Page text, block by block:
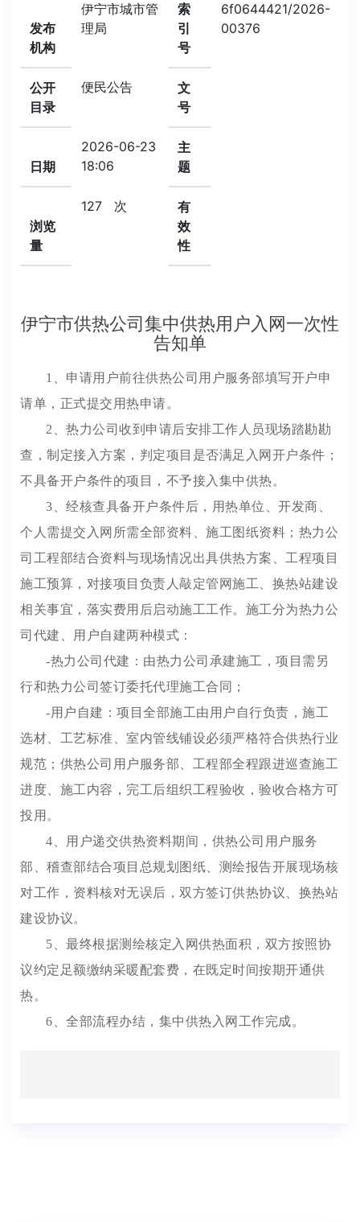
发布
机构
伊宁市城市管
理局
索
引
号
6f0644421/2026-
00376
公开
目录
便民公告
文
号
日期
2026-06-23
18:06
主
题
浏览
量
127 次
有
效
性
伊宁市供热公司集中供热用户入网一次性
告知单
1、申请用户前往供热公司用户服务部填写开户申
请单，正式提交用热申请。
2、热力公司收到申请后安排工作人员现场踏勘勘
查，制定接入方案，判定项目是否满足入网开户条件；
不具备开户条件的项目，不予接入集中供热。
3、经核查具备开户条件后，用热单位、开发商、
个人需提交入网所需全部资料、施工图纸资料；热力公
司工程部结合资料与现场情况出具供热方案、工程项目
施工预算，对接项目负责人敲定管网施工、换热站建设
相关事宜，落实费用后启动施工工作。施工分为热力公
司代建、用户自建两种模式：
-热力公司代建：由热力公司承建施工，项目需另
行和热力公司签订委托代理施工合同；
-用户自建：项目全部施工由用户自行负责，施工
选材、工艺标准、室内管线铺设必须严格符合供热行业
规范；供热公司用户服务部、工程部全程跟进巡查施工
进度、施工内容，完工后组织工程验收，验收合格方可
投用。
4、用户递交供热资料期间，供热公司用户服务
部、稽查部结合项目总规划图纸、测绘报告开展现场核
对工作，资料核对无误后，双方签订供热协议、换热站
建设协议。
5、最终根据测绘核定入网供热面积，双方按照协
议约定足额缴纳采暖配套费，在既定时间按期开通供
热。
6、全部流程办结，集中供热入网工作完成。